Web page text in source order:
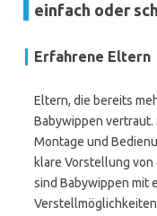
einfach oder
Erfahrene Eltern
Eltern, die bereits
Babywippen vertraut.
Montage und
klare Vorstellung
sind Babywippen mit